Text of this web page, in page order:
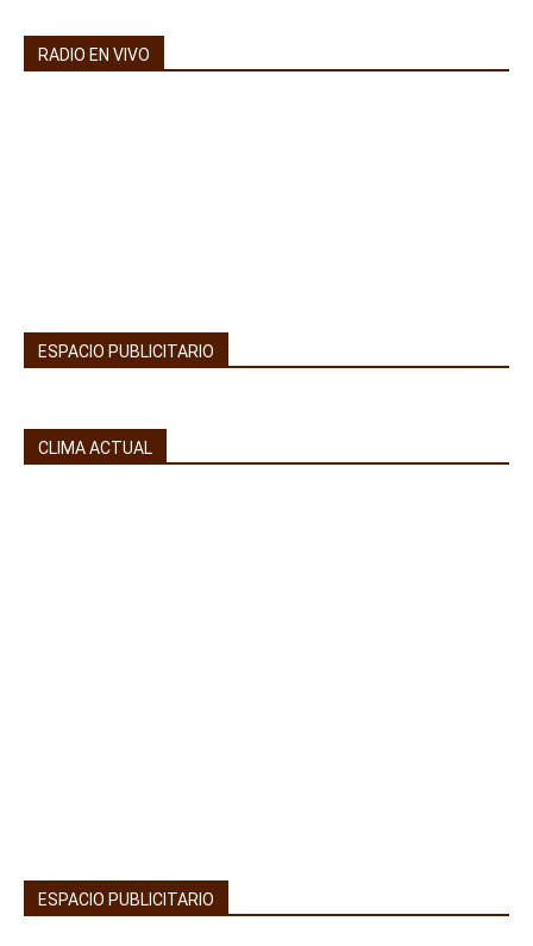
RADIO EN VIVO
ESPACIO PUBLICITARIO
CLIMA ACTUAL
ESPACIO PUBLICITARIO